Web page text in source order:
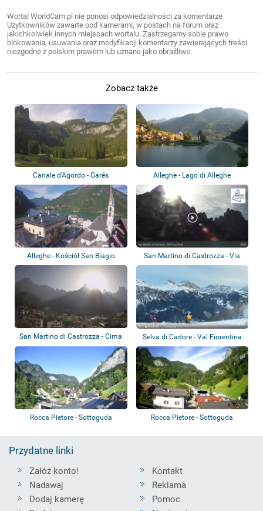
Wortal WorldCam.pl nie ponosi odpowiedzialności za komentarze
Użytkowników zawarte pod kamerami, w postach na forum oraz
jakichkolwiek innych miejscach wortalu. Zastrzegamy sobie prawo
blokowania, usuwania oraz modyfikacji komentarzy zawierających treści
niezgodne z polskim prawem lub uznane jako obraźliwe.
Zobacz także
Canale d'Agordo - Garés Alleghe - Lago di Alleghe
Alleghe - Kościół San Biagio
San Martino di Castrozza - Via
Passo Rol...
San Martino di Castrozza - Cima
Rosetta
Selva di Cadore - Val Fiorentina
Rocca Pietore - Sottoguda Rocca Pietore - Sottoguda
Przydatne linki
Załóż konto!
Nadawaj
Dodaj kamerę
Kontakt
Reklama
Pomoc